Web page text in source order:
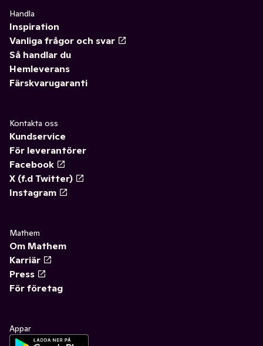
Handla
Inspiration
Vanliga frågor och svar
Så handlar du
Hemleverans
Färskvarugaranti
Kontakta oss
Kundservice
För leverantörer
Facebook
X (f.d Twitter)
Instagram
Mathem
Om Mathem
Karriär
Press
För företag
Appar